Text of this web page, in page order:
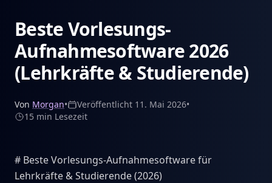
Beste Vorlesungs-
Aufnahmesoftware 2026
(Lehrkräfte & Studierende)
Von Morgan• Veröffentlicht 11. Mai 2026•
15 min Lesezeit
# Beste Vorlesungs-Aufnahmesoftware für
Lehrkräfte & Studierende (2026)